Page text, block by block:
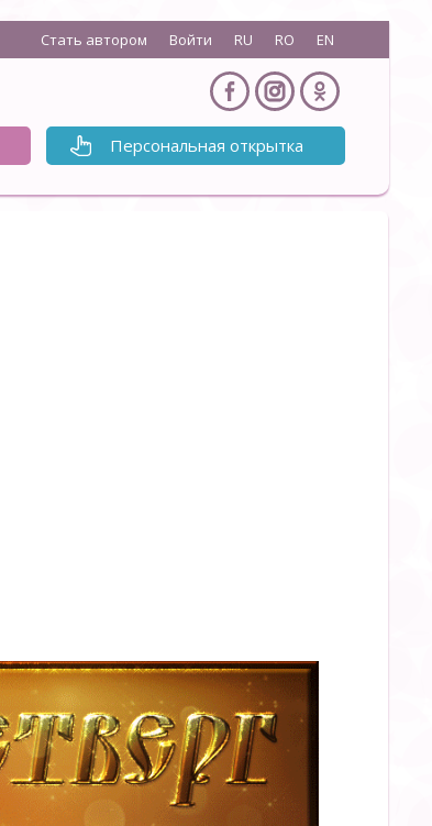
Стать автором Войти RU RO EN
Персональная открытка